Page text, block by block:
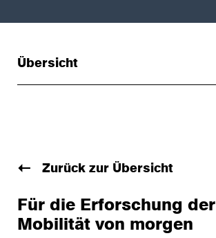
Übersicht
Zurück zur Übersicht
Für die Erforschung der
Mobilität von morgen